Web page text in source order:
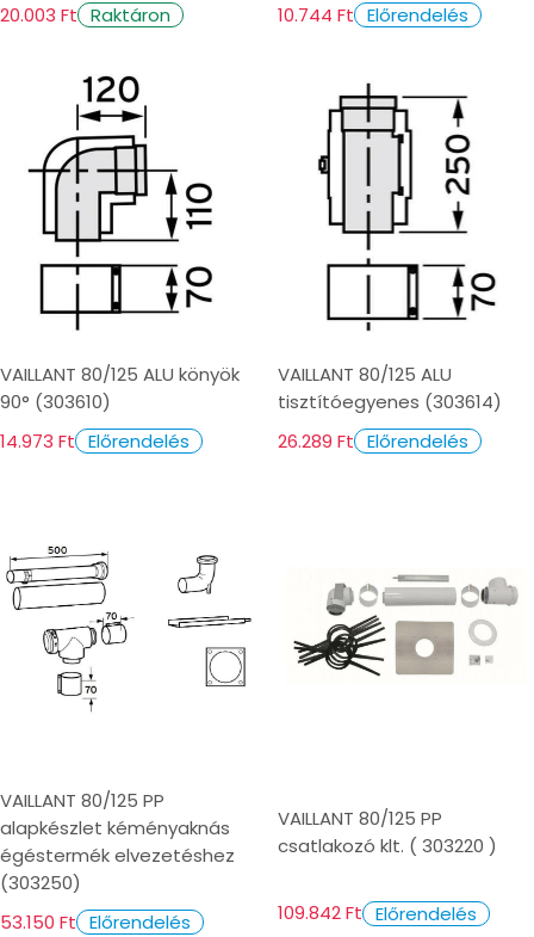
20.003 Ft Raktáron
10.744 Ft Előrendelés
VAILLANT 80/125 ALU könyök
90° (303610)
14.973 Ft Előrendelés
VAILLANT 80/125 ALU
tisztítóegyenes (303614)
26.289 Ft Előrendelés
VAILLANT 80/125 PP
alapkészlet kéményaknás
égéstermék elvezetéshez
(303250)
53.150 Ft Előrendelés
VAILLANT 80/125 PP
csatlakozó klt. ( 303220 )
109.842 Ft Előrendelés